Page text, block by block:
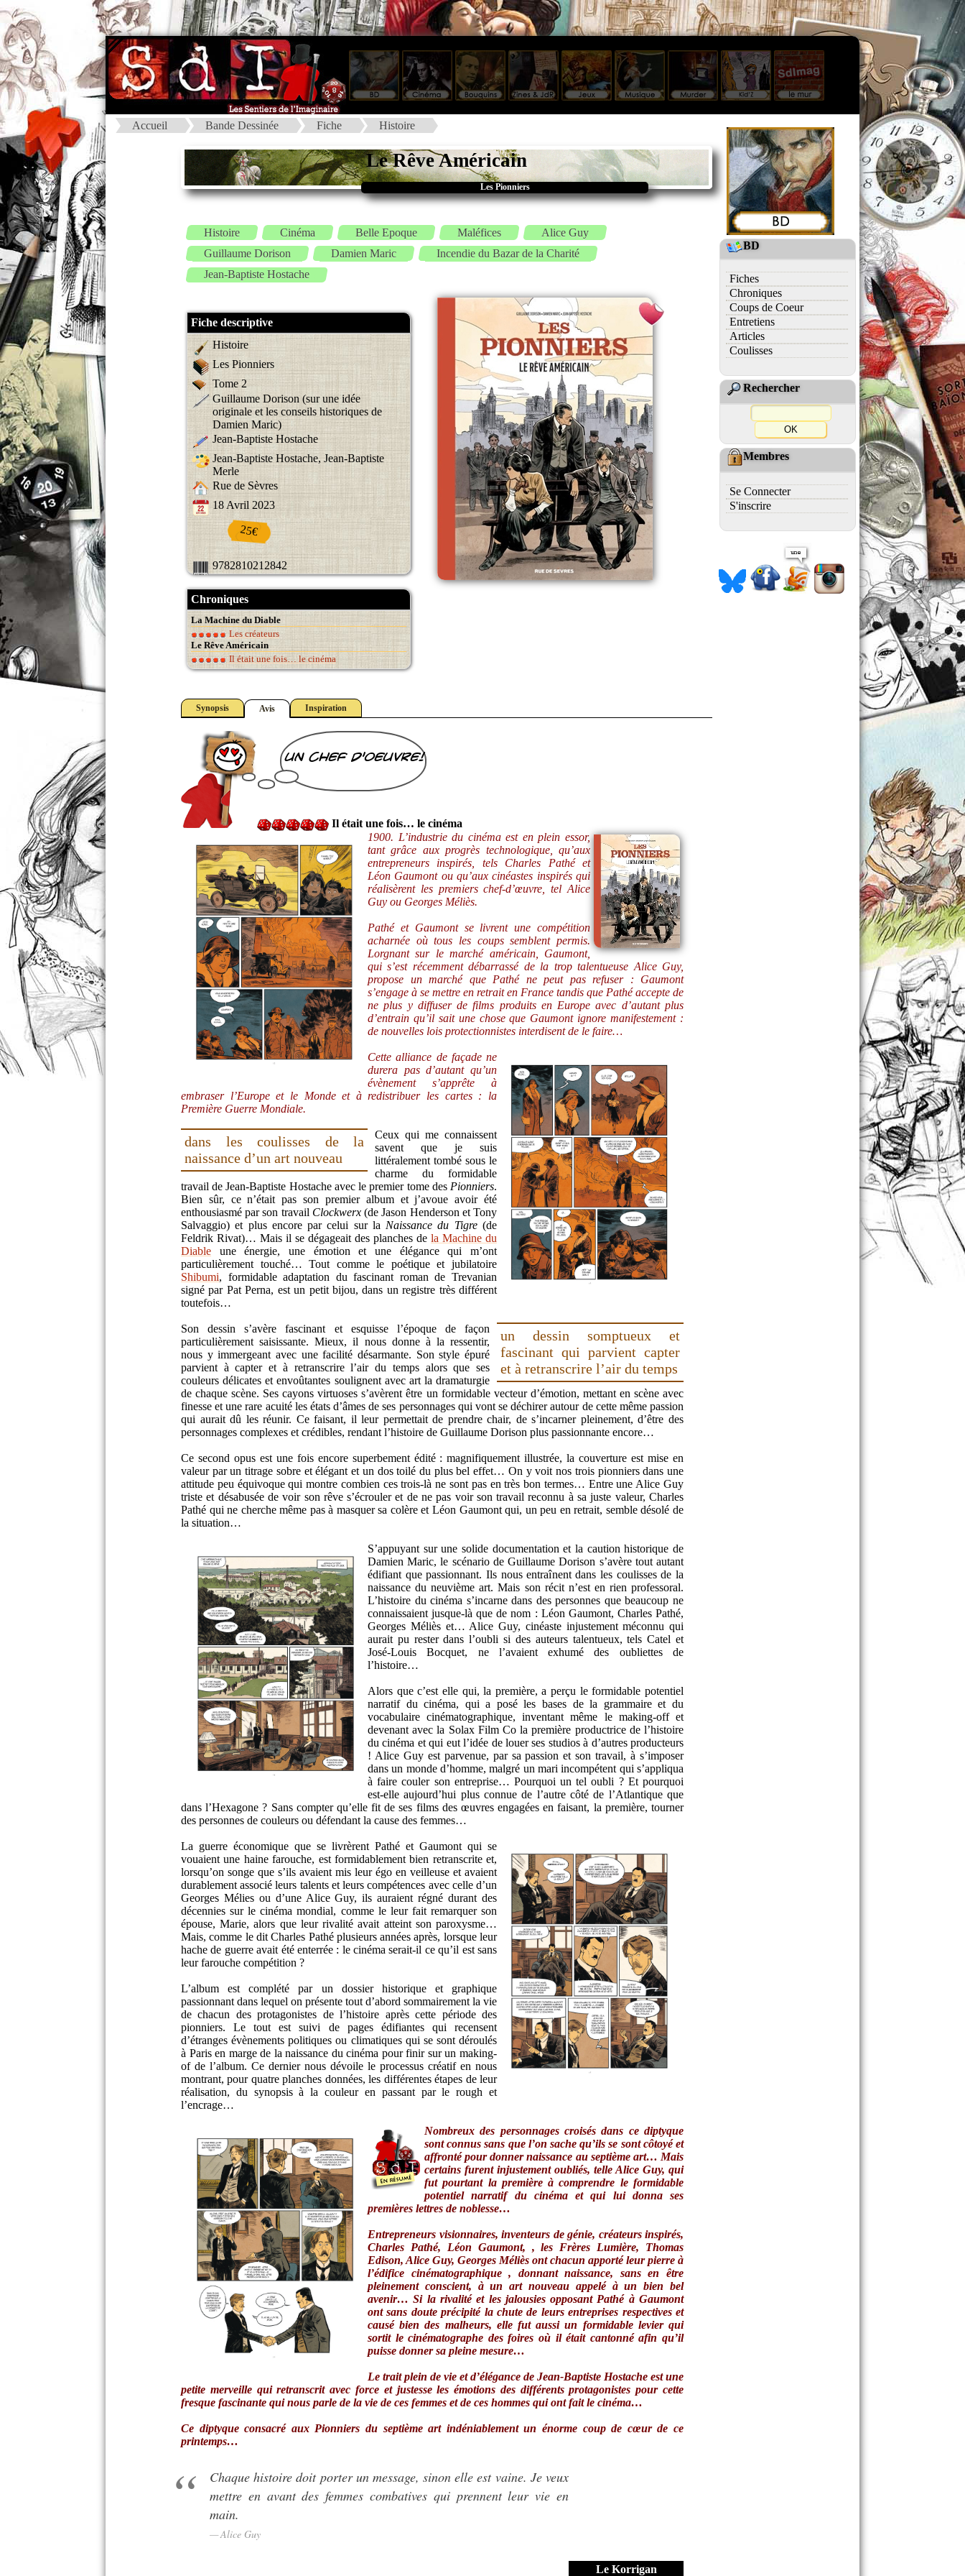
Accueil Bande Dessinée Fiche Histoire
Le Rêve Américain
Les Pionniers
Histoire Cinéma Belle Epoque Maléfices
Alice Guy
Guillaume Dorison
Damien Maric
Incendie du Bazar de la Charité
Jean-Baptiste Hostache
Fiche descriptive
Histoire
Les Pionniers
Tome 2
Guillaume Dorison (sur une idée
originale et les conseils historiques de
Damien Maric)
Jean-Baptiste Hostache
Jean-Baptiste Hostache, Jean-Baptiste
Merle
Rue de Sèvres
18 Avril 2023
25€
9782810212842
Chroniques
La Machine du Diable
Les créateurs
Le Rêve Américain
Il était une fois… le cinéma
Synopsis Avis Inspiration
un chef d'oeuvre!
Il était une fois… le cinéma
1900. L’industrie du cinéma est en plein essor,
tant grâce aux progrès technologique, qu’aux
entrepreneurs inspirés, tels Charles Pathé et
Léon Gaumont ou qu’aux cinéastes inspirés qui
réalisèrent les premiers chef-d’œuvre, tel Alice
Guy ou Georges Méliès.
Pathé et Gaumont se livrent une compétition
acharnée où tous les coups semblent permis.
Lorgnant sur le marché américain, Gaumont,
qui s’est récemment débarrassé de la trop talentueuse Alice Guy,
propose un marché que Pathé ne peut pas refuser : Gaumont
s’engage à se mettre en retrait en France tandis que Pathé accepte de
ne plus y diffuser de films produits en Europe avec d’autant plus
d’entrain qu’il sait une chose que Gaumont ignore manifestement :
de nouvelles lois protectionnistes interdisent de le faire…
Cette alliance de façade ne
durera pas d’autant qu’un
évènement s’apprête à
embraser l’Europe et le Monde et à redistribuer les cartes : la
Première Guerre Mondiale.
dans les coulisses de la
naissance d’un art nouveau
Ceux qui me connaissent
savent que je suis
littéralement tombé sous le
charme du formidable
travail de Jean-Baptiste Hostache avec le premier tome des Pionniers.
Bien sûr, ce n’était pas son premier album et j’avoue avoir été
enthousiasmé par son travail Clockwerx(de Jason Henderson et Tony
Salvaggio) et plus encore par celui sur la Naissance du Tigre(de
Feldrik Rivat)… Mais il se dégageait des planches de la Machine du
Diable une énergie, une émotion et une élégance qui m’ont
particulièrement touché… Tout comme le poétique et jubilatoire
Shibumi, formidable adaptation du fascinant roman de Trevanian
signé par Pat Perna, est un petit bijou, dans un registre très différent
toutefois…
un dessin somptueux et
fascinant qui parvient capter
et à retranscrire l’air du temps
Son dessin s’avère fascinant et esquisse l’époque de façon
particulièrement saisissante. Mieux, il nous donne à la ressentir,
nous y immergeant avec une facilité désarmante. Son style épuré
parvient à capter et à retranscrire l’air du temps alors que ses
couleurs délicates et envoûtantes soulignent avec art la dramaturgie
de chaque scène. Ses cayons virtuoses s’avèrent être un formidable vecteur d’émotion, mettant en scène avec
finesse et une rare acuité les états d’âmes de ses personnages qui vont se déchirer autour de cette même passion
qui aurait dû les réunir. Ce faisant, il leur permettait de prendre chair, de s’incarner pleinement, d’être des
personnages complexes et crédibles, rendant l’histoire de Guillaume Dorison plus passionnante encore…
Ce second opus est une fois encore superbement édité : magnifiquement illustrée, la couverture est mise en
valeur par un titrage sobre et élégant et un dos toilé du plus bel effet… On y voit nos trois pionniers dans une
attitude peu équivoque qui montre combien ces trois-là ne sont pas en très bon termes… Entre une Alice Guy
triste et désabusée de voir son rêve s’écrouler et de ne pas voir son travail reconnu à sa juste valeur, Charles
Pathé qui ne cherche même pas à masquer sa colère et Léon Gaumont qui, un peu en retrait, semble désolé de
la situation…
S’appuyant sur une solide documentation et la caution historique de
Damien Maric, le scénario de Guillaume Dorison s’avère tout autant
édifiant que passionnant. Ils nous entraînent dans les coulisses de la
naissance du neuvième art. Mais son récit n’est en rien professoral.
L’histoire du cinéma s’incarne dans des personnes que beaucoup ne
connaissaient jusque-là que de nom : Léon Gaumont, Charles Pathé,
Georges Méliès et… Alice Guy, cinéaste injustement méconnu qui
aurait pu rester dans l’oubli si des auteurs talentueux, tels Catel et
José-Louis Bocquet, ne l’avaient exhumé des oubliettes de
l’histoire…
Alors que c’est elle qui, la première, a perçu le formidable potentiel
narratif du cinéma, qui a posé les bases de la grammaire et du
vocabulaire cinématographique, inventant même le making-off et
devenant avec la Solax Film Co la première productrice de l’histoire
du cinéma et qui eut l’idée de louer ses studios à d’autres producteurs
! Alice Guy est parvenue, par sa passion et son travail, à s’imposer
dans un monde d’homme, malgré un mari incompétent qui s’appliqua
à faire couler son entreprise… Pourquoi un tel oubli ? Et pourquoi
est-elle aujourd’hui plus connue de l’autre côté de l’Atlantique que
dans l’Hexagone ? Sans compter qu’elle fit de ses films des œuvres engagées en faisant, la première, tourner
des personnes de couleurs ou défendant la cause des femmes…
La guerre économique que se livrèrent Pathé et Gaumont qui se
vouaient une haine farouche, est formidablement bien retranscrite et,
lorsqu’on songe que s’ils avaient mis leur égo en veilleuse et avaient
durablement associé leurs talents et leurs compétences avec celle d’un
Georges Mélies ou d’une Alice Guy, ils auraient régné durant des
décennies sur le cinéma mondial, comme le leur fait remarquer son
épouse, Marie, alors que leur rivalité avait atteint son paroxysme…
Mais, comme le dit Charles Pathé plusieurs années après, lorsque leur
hache de guerre avait été enterrée : le cinéma serait-il ce qu’il est sans
leur farouche compétition ?
L’album est complété par un dossier historique et graphique
passionnant dans lequel on présente tout d’abord sommairement la vie
de chacun des protagonistes de l’histoire après cette période des
pionniers. Le tout est suivi de pages édifiantes qui recensent
d’étranges évènements politiques ou climatiques qui se sont déroulés
à Paris en marge de la naissance du cinéma pour finir sur un making-
of de l’album. Ce dernier nous dévoile le processus créatif en nous
montrant, pour quatre planches données, les différentes étapes de leur
réalisation, du synopsis à la couleur en passant par le rough et
l’encrage…
Nombreux des personnages croisés dans ce diptyque
sont connus sans que l’on sache qu’ils se sont côtoyé et
affronté pour donner naissance au septième art… Mais
certains furent injustement oubliés, telle Alice Guy, qui
fut pourtant la première à comprendre le formidable
potentiel narratif du cinéma et qui lui donna ses
premières lettres de noblesse…
Entrepreneurs visionnaires, inventeurs de génie, créateurs inspirés,
Charles Pathé, Léon Gaumont, , les Frères Lumière, Thomas
Edison, Alice Guy, Georges Méliès ont chacun apporté leur pierre à
l’édifice cinématographique , donnant naissance, sans en être
pleinement conscient, à un art nouveau appelé à un bien bel
avenir… Si la rivalité et les jalousies opposant Pathé à Gaumont
ont sans doute précipité la chute de leurs entreprises respectives et
causé bien des malheurs, elle fut aussi un formidable levier qui
sortit le cinématographe des foires où il était cantonné afin qu’il
puisse donner sa pleine mesure…
Le trait plein de vie et d’élégance de Jean-Baptiste Hostache est une
petite merveille qui retranscrit avec force et justesse les émotions des différents protagonistes pour cette
fresque fascinante qui nous parle de la vie de ces femmes et de ces hommes qui ont fait le cinéma…
Ce diptyque consacré aux Pionniers du septième art indéniablement un énorme coup de cœur de ce
printemps…
Chaque histoire doit porter un message, sinon elle est vaine. Je veux
mettre en avant des femmes combatives qui prennent leur vie en
main.
Alice Guy
Le Korrigan
BD
Fiches
Chroniques
Coups de Coeur
Entretiens
Articles
Coulisses
Rechercher
Membres
Se Connecter
S'inscrire